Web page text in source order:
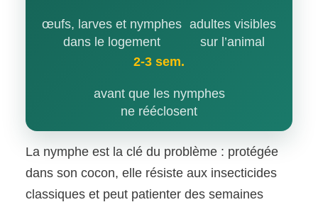
œufs, larves et nymphes
dans le logement
adultes visibles
sur l’animal
2-3 sem.
avant que les nymphes
ne rééclosent
La nymphe est la clé du problème : protégée
dans son cocon, elle résiste aux insecticides
classiques et peut patienter des semaines